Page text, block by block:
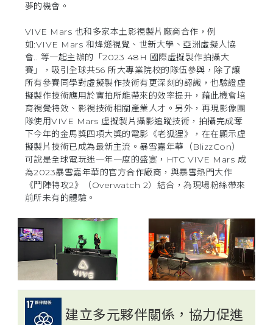
夢的機會。
VIVE Mars 也和多家本土影視製片廠商合作，例
如:VIVE Mars 和烽燧視覺、世新大學、亞洲虛擬人協
會.. 等一起主辦的「2023 48H 國際虛擬製作拍攝大
賽」，吸引全球共56 所大專業院校的隊伍參與，除了讓
所有參賽同學對虛擬製作技術有更深刻的認識，也驗證虛
擬製作技術應用於實拍所能帶來的效率提升，藉此機會培
育視覺特效、影視技術相關產業人才。另外，再現影像團
隊使用VIVE Mars 虛擬製片攝影追蹤技術，拍攝完成奪
下今年的金馬獎四項大獎的電影《老狐狸》，在在顯示虛
擬製片技術已成為最新主流。暴雪嘉年華（BlizzCon）
可說是全球電玩迷一年一度的盛宴，HTC VIVE Mars 成
為2023暴雪嘉年華的官方合作廠商，與暴雪熱門大作
《鬥陣特攻2》（Overwatch 2）結合，為現場粉絲帶來
前所未有的體驗。
建立多元夥伴關係，協力促進